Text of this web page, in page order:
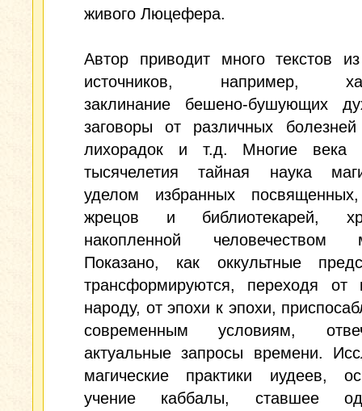
живого Люцефера.
Автор приводит много текстов
источников, например,
заклинание бешено-бушующих
заговоры от различных
лихорадок и т.д. Многие века
тысячелетия тайная наука
уделом избранных
жрецов и библиотекарей,
накопленной человечеством
Показано, как оккультные
трансформируются, переходя от
народу, от эпохи к эпохи,
современным условиям,
актуальные запросы времени.
магические практики иудеев,
учение каббалы, ставшее